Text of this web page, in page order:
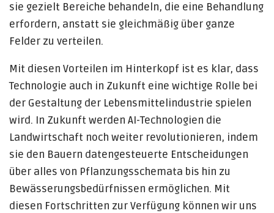
sie gezielt Bereiche behandeln, die eine Behandlung
erfordern, anstatt sie gleichmäßig über ganze
Felder zu verteilen.
Mit diesen Vorteilen im Hinterkopf ist es klar, dass
Technologie auch in Zukunft eine wichtige Rolle bei
der Gestaltung der Lebensmittelindustrie spielen
wird. In Zukunft werden AI-Technologien die
Landwirtschaft noch weiter revolutionieren, indem
sie den Bauern datengesteuerte Entscheidungen
über alles von Pflanzungsschemata bis hin zu
Bewässerungsbedürfnissen ermöglichen. Mit
diesen Fortschritten zur Verfügung können wir uns